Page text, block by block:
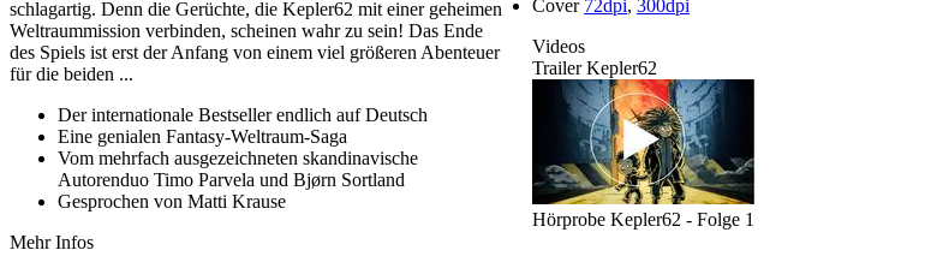
schlagartig. Denn die Gerüchte, die Kepler62 mit einer geheimen
Weltraummission verbinden, scheinen wahr zu sein! Das Ende
des Spiels ist erst der Anfang von einem viel größeren Abenteuer
für die beiden ...
Der internationale Bestseller endlich auf Deutsch
Eine genialen Fantasy-Weltraum-Saga
Vom mehrfach ausgezeichneten skandinavische
Autorenduo Timo Parvela und Bjørn Sortland
Gesprochen von Matti Krause
Mehr Infos
Cover 72dpi, 300dpi
Videos
Trailer Kepler62
Hörprobe Kepler62 - Folge 1